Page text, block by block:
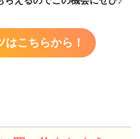
はこちらから！